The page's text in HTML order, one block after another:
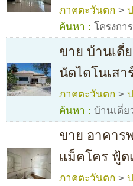
ภาคตะวันตก >
ค้นหา : โครงกา
ขาย บ้านเดี่
นัดไดโนเสา
ภาคตะวันตก >
ค้นหา : บ้านเดี่ย
ขาย อาคาร
แม็คโคร ฟู้ด
ภาคตะวันตก >